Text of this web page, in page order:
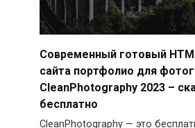
Современный готовый
сайта портфолио для
CleanPhotography 2023 –
бесплатно
CleanPhotography — это